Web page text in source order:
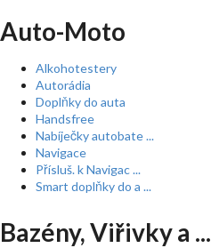
Auto-Moto
Alkohotestery
Autorádia
Doplňky do auta
Handsfree
Nabíječky autobate ...
Navigace
Přísluš. k Navigac ...
Smart doplňky do a ...
Bazény, Viřivky a ...